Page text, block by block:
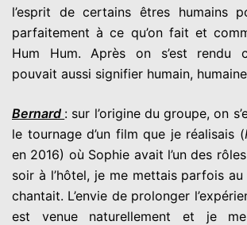
l’esprit de certains êtres humains
parfaitement à ce qu’on fait et
Hum Hum. Après on s’est rendu
pouvait aussi signifier humain,
Bernard : sur l’origine du groupe, on
le tournage d’un film que je réalisais (
en 2016) où Sophie avait l’un des
soir à l’hôtel, je me mettais parfois
chantait. L’envie de prolonger
est venue naturellement et je